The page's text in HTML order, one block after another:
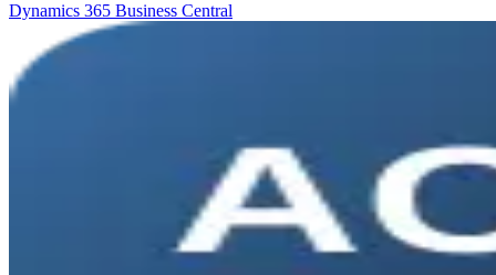
Dynamics 365 Business Central